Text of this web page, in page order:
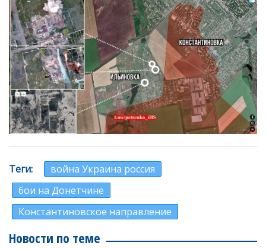
Теги
война Украина россия
бои на Донетчине
Константиновское направление
Новости по теме